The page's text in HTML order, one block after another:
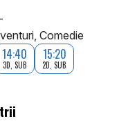
-
Comedie
14:40
3D, SUB
15:20
2D, SUB